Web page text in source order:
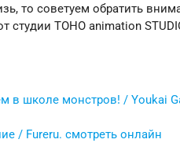
то советуем обратить
TOHO animation
в школе монстров! / Youkai
/ Fureru. смотреть онлайн